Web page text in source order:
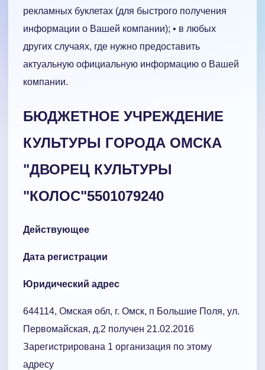
рекламных буклетах (для быстрого получения
информации о Вашей компании); • в любых
других случаях, где нужно предоставить
актуальную официальную информацию о Вашей
компании.
БЮДЖЕТНОЕ УЧРЕЖДЕНИЕ
КУЛЬТУРЫ ГОРОДА ОМСКА
"ДВОРЕЦ КУЛЬТУРЫ
"КОЛОС"5501079240
Действующее
Дата регистрации
Юридический адрес
644114, Омская обл, г. Омск, п Большие Поля, ул.
Первомайская, д.2 получен 21.02.2016
Зарегистрирована 1 организация по этому
адресу